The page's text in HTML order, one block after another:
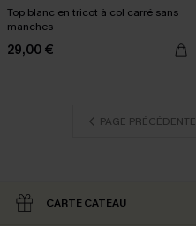
Top blanc en tricot à col carré sans
manches
29,00 €
PAGE PRÉCÉDENTE
CARTE CATEAU